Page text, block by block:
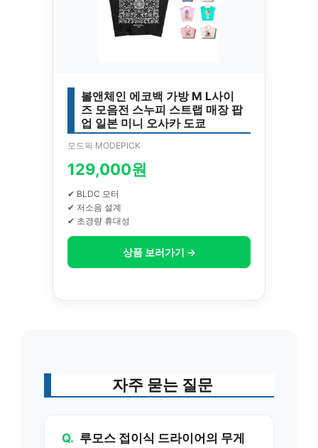
볼앤체인 에코백 가방 M L사이
즈 모음전 스누피 스트랩 매장 팝
업 일본 미니 오사카 도쿄
모드픽 MODEPICK
129,000원
✔ BLDC 모터
✔ 저소음 설계
✔ 초경량 휴대성
상품 보러가기 →
자주 묻는 질문
Q. 루모스 접이식 드라이어의 무게